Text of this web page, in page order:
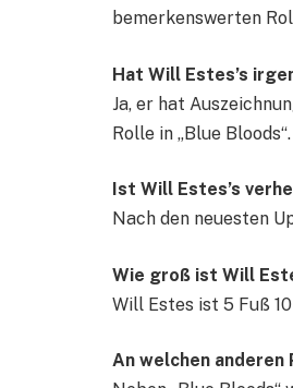
bemerkenswerten
Hat Will Estes’s
Ja, er hat
Rolle in „Blue Bloods“.
Ist Will Estes’s
Nach den neuesten
Wie groß ist Will
Will Estes ist 5 Fuß
An welchen